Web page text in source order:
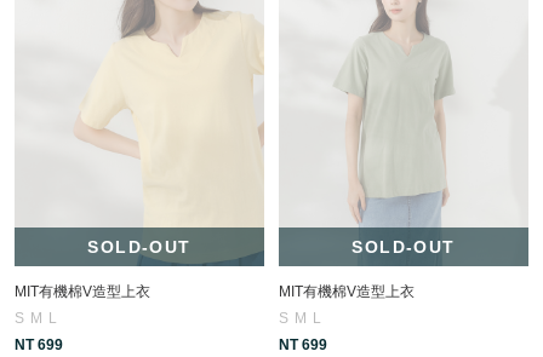
SOLD-OUT
MIT有機棉V造型上衣
S M L
NT 699
SOLD-OUT
MIT有機棉V造型上衣
S M L
NT 699